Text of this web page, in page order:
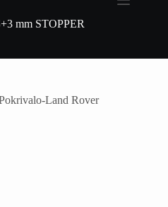
mm STOPPER